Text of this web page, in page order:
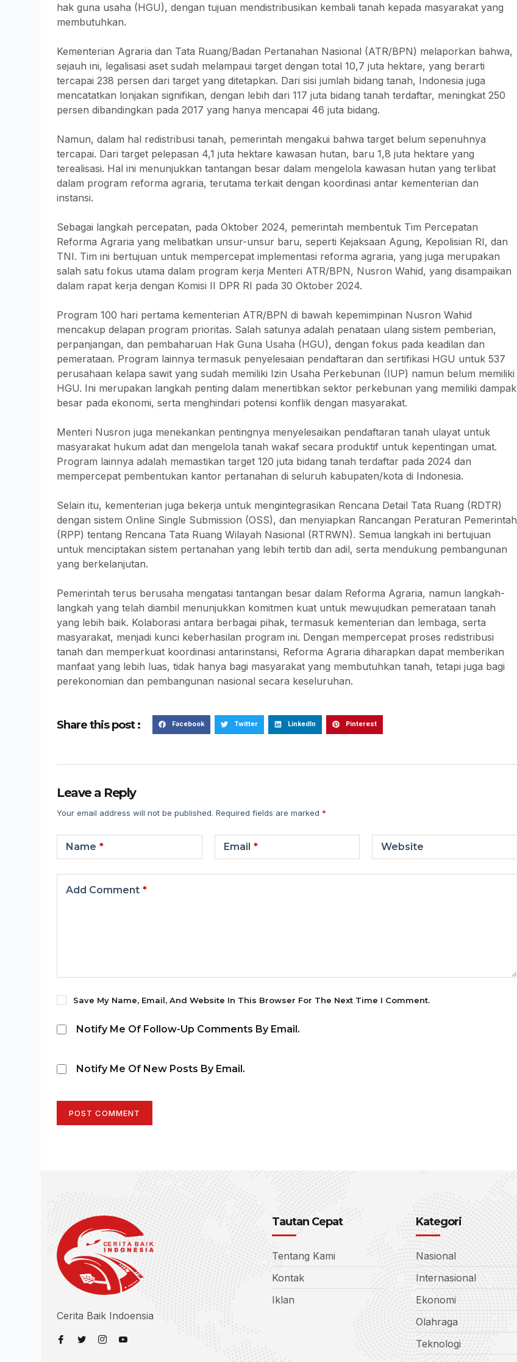
hak guna usaha (HGU), dengan tujuan mendistribusikan kembali tanah kepada masyarakat yang
membutuhkan.
Kementerian Agraria dan Tata Ruang/Badan Pertanahan Nasional (ATR/BPN) melaporkan bahwa,
sejauh ini, legalisasi aset sudah melampaui target dengan total 10,7 juta hektare, yang berarti
tercapai 238 persen dari target yang ditetapkan. Dari sisi jumlah bidang tanah, Indonesia juga
mencatatkan lonjakan signifikan, dengan lebih dari 117 juta bidang tanah terdaftar, meningkat 250
persen dibandingkan pada 2017 yang hanya mencapai 46 juta bidang.
Namun, dalam hal redistribusi tanah, pemerintah mengakui bahwa target belum sepenuhnya
tercapai. Dari target pelepasan 4,1 juta hektare kawasan hutan, baru 1,8 juta hektare yang
terealisasi. Hal ini menunjukkan tantangan besar dalam mengelola kawasan hutan yang terlibat
dalam program reforma agraria, terutama terkait dengan koordinasi antar kementerian dan
instansi.
Sebagai langkah percepatan, pada Oktober 2024, pemerintah membentuk Tim Percepatan
Reforma Agraria yang melibatkan unsur-unsur baru, seperti Kejaksaan Agung, Kepolisian RI, dan
TNI. Tim ini bertujuan untuk mempercepat implementasi reforma agraria, yang juga merupakan
salah satu fokus utama dalam program kerja Menteri ATR/BPN, Nusron Wahid, yang disampaikan
dalam rapat kerja dengan Komisi II DPR RI pada 30 Oktober 2024.
Program 100 hari pertama kementerian ATR/BPN di bawah kepemimpinan Nusron Wahid
mencakup delapan program prioritas. Salah satunya adalah penataan ulang sistem pemberian,
perpanjangan, dan pembaharuan Hak Guna Usaha (HGU), dengan fokus pada keadilan dan
pemerataan. Program lainnya termasuk penyelesaian pendaftaran dan sertifikasi HGU untuk 537
perusahaan kelapa sawit yang sudah memiliki Izin Usaha Perkebunan (IUP) namun belum memiliki
HGU. Ini merupakan langkah penting dalam menertibkan sektor perkebunan yang memiliki dampak
besar pada ekonomi, serta menghindari potensi konflik dengan masyarakat.
Menteri Nusron juga menekankan pentingnya menyelesaikan pendaftaran tanah ulayat untuk
masyarakat hukum adat dan mengelola tanah wakaf secara produktif untuk kepentingan umat.
Program lainnya adalah memastikan target 120 juta bidang tanah terdaftar pada 2024 dan
mempercepat pembentukan kantor pertanahan di seluruh kabupaten/kota di Indonesia.
Selain itu, kementerian juga bekerja untuk mengintegrasikan Rencana Detail Tata Ruang (RDTR)
dengan sistem Online Single Submission (OSS), dan menyiapkan Rancangan Peraturan Pemerintah
(RPP) tentang Rencana Tata Ruang Wilayah Nasional (RTRWN). Semua langkah ini bertujuan
untuk menciptakan sistem pertanahan yang lebih tertib dan adil, serta mendukung pembangunan
yang berkelanjutan.
Pemerintah terus berusaha mengatasi tantangan besar dalam Reforma Agraria, namun langkah-
langkah yang telah diambil menunjukkan komitmen kuat untuk mewujudkan pemerataan tanah
yang lebih baik. Kolaborasi antara berbagai pihak, termasuk kementerian dan lembaga, serta
masyarakat, menjadi kunci keberhasilan program ini. Dengan mempercepat proses redistribusi
tanah dan memperkuat koordinasi antarinstansi, Reforma Agraria diharapkan dapat memberikan
manfaat yang lebih luas, tidak hanya bagi masyarakat yang membutuhkan tanah, tetapi juga bagi
perekonomian dan pembangunan nasional secara keseluruhan.
Share this post : Facebook Twitter LinkedIn Pinterest
Leave a Reply
Your email address will not be published. Required fields are marked *
Name * Email * Website
Add Comment *
Save My Name, Email, And Website In This Browser For The Next Time I Comment.
Notify Me Of Follow-Up Comments By Email.
Notify Me Of New Posts By Email.
POST COMMENT
Cerita Baik Indoensia
Tautan Cepat
Tentang Kami
Kontak
Iklan
Kategori
Nasional
Internasional
Ekonomi
Olahraga
Teknologi